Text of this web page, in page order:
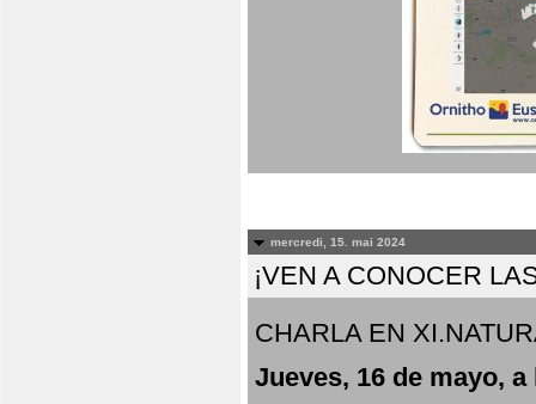
mercredi, 15. mai 2024
¡VEN A CONOCER
CHARLA EN
Jueves, 16 de mayo,